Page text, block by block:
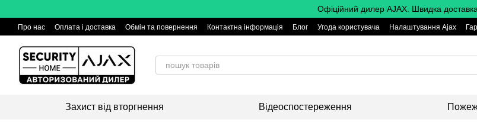
Офіційний дилер AJAX. Швидка доставка.
Про нас Оплата і доставка Обмін та повернення Контактна інформація Блог Угода користувача Налаштування Ajax
Захист від вторгнення Відеоспостереження